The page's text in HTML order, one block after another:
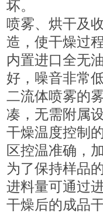
坏。
喷雾、烘干及
造，使干燥过
内置进口全无
好，噪音非常
二流体喷雾的
凑，无需附属
干燥温度控制
区控温准确，
为了保持样品
进料量可通过
干燥后的成品